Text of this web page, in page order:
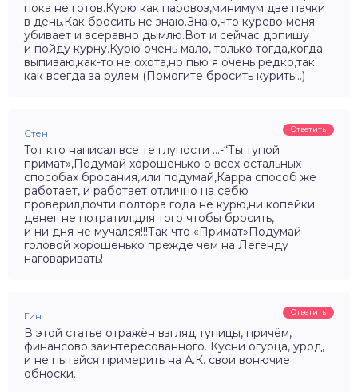
пока не готов.Курю как паровоз,минимум две пачки
в день.Как бросить не знаю.Знаю,что курево меня
убивает и всеравно дымлю.Вот и сейчас допишу
и пойду курну.Курю очень мало, только тогда,когда
выпиваю,как-то не охота,но пью я очень редко,так
как всегда за рулем (Помогите бросить курить…)
Стен Ответить
Тот кто написал все те глупости …-“Ты тупой
примат»,Подумай хорошенько о всех остальных
способах бросания,или подумай,Карра способ же
работает, и работает отлично на себю
проверил,почти полтора года не курю,ни копейки
денег не потратил,для того чтобы бросить,
и ни дня не мучался!!!Так что «Примат»Подумай
головой хорошенько прежде чем на Легенду
наговаривать!
Гин Ответить
В этой статье отражён взгляд тупицы, причём,
финансово заинтересованного. Кусни огурца, урод,
и не пытайся примерить на А.К. свои вонючие
обноски.